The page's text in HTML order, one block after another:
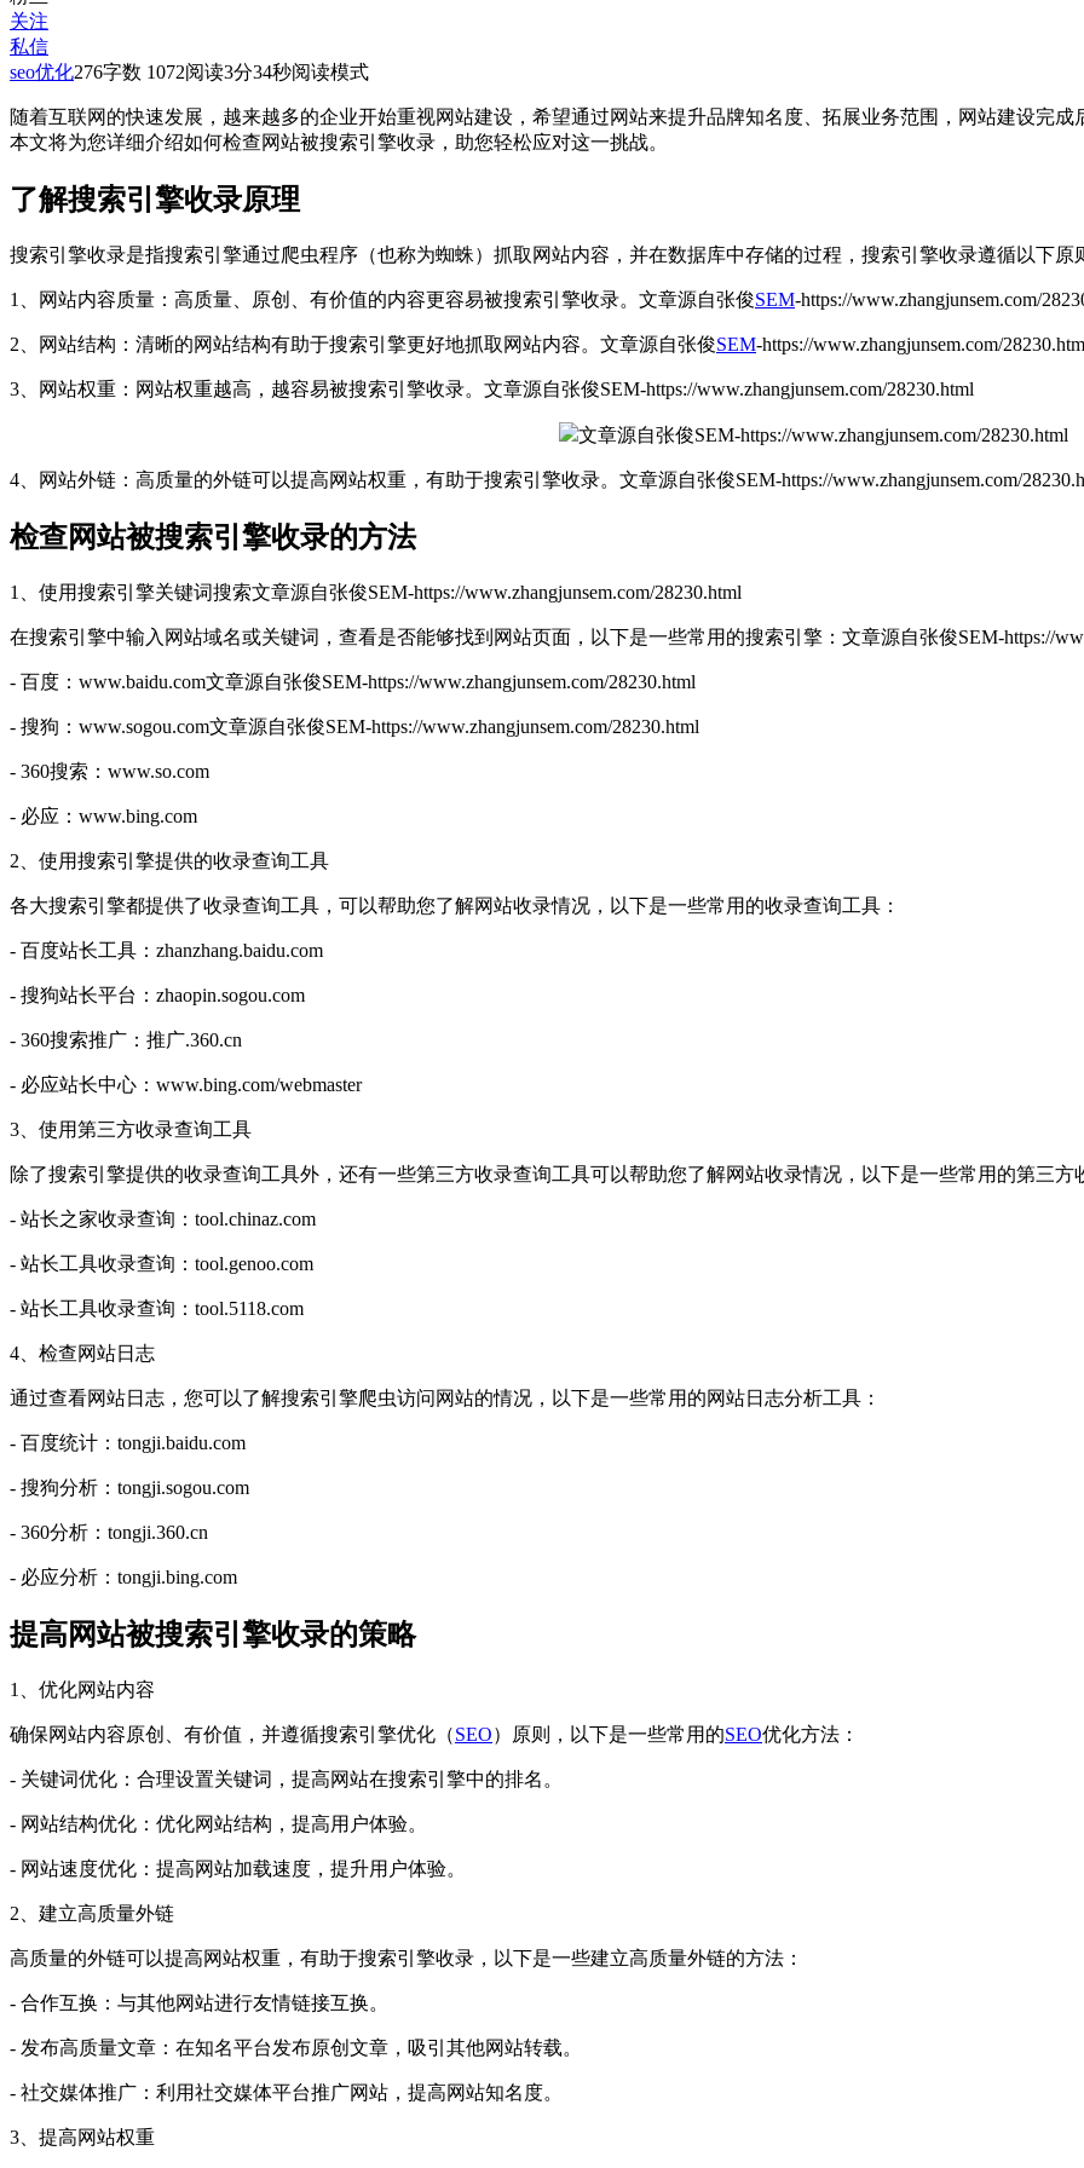
关注
私信
seo优化276字数 1072阅读3分34秒阅读模式
随着互联网的快速发展，越来越多的企业开始重视网站建设，希望通过网站来提升品牌知名度、拓展业务范围，网站建设完
本文将为您详细介绍如何检查网站被搜索引擎收录，助您轻松应对这一挑战。
了解搜索引擎收录原理
搜索引擎收录是指搜索引擎通过爬虫程序（也称为蜘蛛）抓取网站内容，并在数据库中存储的过程，搜索引擎收录遵循以下原
1、网站内容质量：高质量、原创、有价值的内容更容易被搜索引擎收录。 文章源自张俊SEM-https://www.zhangjunsem.com/
2、网站结构：清晰的网站结构有助于搜索引擎更好地抓取网站内容。 文章源自张俊SEM-https://www.zhangjunsem.com/
3、网站权重：网站权重越高，越容易被搜索引擎收录。 文章源自张俊SEM-https://www.zhangjunsem.com/28230.html
文章源自张俊SEM-https://www.zhangjunsem.com/28230.html
4、网站外链：高质量的外链可以提高网站权重，有助于搜索引擎收录。 文章源自张俊SEM-https://www.zhangjunsem.com/
检查网站被搜索引擎收录的方法
1、使用搜索引擎关键词搜索文章源自张俊SEM-https://www.zhangjunsem.com/28230.html
在搜索引擎中输入网站域名或关键词，查看是否能够找到网站页面，以下是一些常用的搜索引擎： 文章源自张俊SEM-https://
- 百度：www.baidu.com文章源自张俊SEM-https://www.zhangjunsem.com/28230.html
- 搜狗：www.sogou.com文章源自张俊SEM-https://www.zhangjunsem.com/28230.html
- 360搜索：www.so.com
- 必应：www.bing.com
2、使用搜索引擎提供的收录查询工具
各大搜索引擎都提供了收录查询工具，可以帮助您了解网站收录情况，以下是一些常用的收录查询工具：
- 百度站长工具：zhanzhang.baidu.com
- 搜狗站长平台：zhaopin.sogou.com
- 360搜索推广：推广.360.cn
- 必应站长中心：www.bing.com/webmaster
3、使用第三方收录查询工具
除了搜索引擎提供的收录查询工具外，还有一些第三方收录查询工具可以帮助您了解网站收录情况，以下是一些常用的第三方
- 站长之家收录查询：tool.chinaz.com
- 站长工具收录查询：tool.genoo.com
- 站长工具收录查询：tool.5118.com
4、检查网站日志
通过查看网站日志，您可以了解搜索引擎爬虫访问网站的情况，以下是一些常用的网站日志分析工具：
- 百度统计：tongji.baidu.com
- 搜狗分析：tongji.sogou.com
- 360分析：tongji.360.cn
- 必应分析：tongji.bing.com
提高网站被搜索引擎收录的策略
1、优化网站内容
确保网站内容原创、有价值，并遵循搜索引擎优化（SEO）原则，以下是一些常用的SEO优化方法：
- 关键词优化：合理设置关键词，提高网站在搜索引擎中的排名。
- 网站结构优化：优化网站结构，提高用户体验。
- 网站速度优化：提高网站加载速度，提升用户体验。
2、建立高质量外链
高质量的外链可以提高网站权重，有助于搜索引擎收录，以下是一些建立高质量外链的方法：
- 合作互换：与其他网站进行友情链接互换。
- 发布高质量文章：在知名平台发布原创文章，吸引其他网站转载。
- 社交媒体推广：利用社交媒体平台推广网站，提高网站知名度。
3、提高网站权重